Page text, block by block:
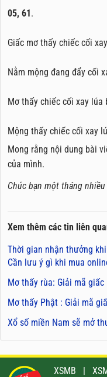
05, 61.
Giấc mơ thấy chiếc cối
Nằm mộng đang đẩy cối
Mơ thấy chiếc cối xay lúa
Mộng thấy chiếc cối xay
Mong rằng nội dung bài
của mình.
Chúc bạn một tháng
Xem thêm các tin liên
Thời gian nhận thưởng
Cần lưu ý gì khi mua
Mơ thấy rùa: Giải mã
Mơ thấy Phật : Giải mã
Xổ số miền Nam sẽ mở
XSMB |